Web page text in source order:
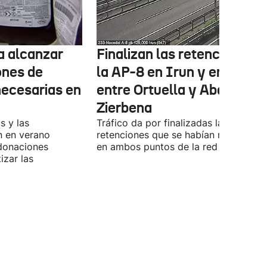
alcanzar
de
en
y las
en verano
las
Finalizan las retenciones
la AP-8 en Irun y en la A-8
entre Ortuella y Abanto-
Zierbena
Tráfico da por finalizadas las
retenciones que se habían registrado
en ambos puntos de la red viaria